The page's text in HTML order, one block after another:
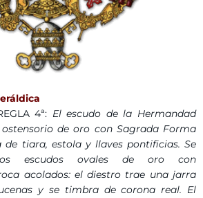
4ª: El escudo de la Hermandad
de oro con Sagrada Forma
de tiara, estola y llaves pontificias. Se
escudos ovales de oro con
acolados: el diestro trae una jarra
y se timbra de corona real. El